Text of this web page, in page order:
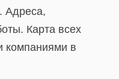
Адреса,
Карта всех
компаниями в